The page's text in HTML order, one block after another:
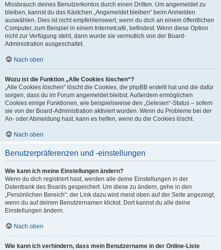
Missbrauch deines Benutzerkontos durch einen Dritten. Um angemeldet zu
bleiben, kannst du das Kästchen „Angemeldet bleiben“ beim Anmelden
auswählen. Dies ist nicht empfehlenswert, wenn du dich an einem öffentlichen
Computer, zum Beispiel in einem Internetcafé, befindest. Wenn diese Option
nicht zur Verfügung steht, dann wurde sie vermutlich von der Board-
Administration ausgeschaltet.
Nach oben
Wozu ist die Funktion „Alle Cookies löschen“?
„Alle Cookies löschen“ löscht die Cookies, die phpBB erstellt hat und die dafür
sorgen, dass du im Forum angemeldet bleibst. Außerdem ermöglichen
Cookies einige Funktionen, wie beispielsweise den „Gelesen“-Status – sofern
sie von der Board-Administration aktiviert wurden. Wenn du Probleme bei der
An- oder Abmeldung hast, kann es helfen, wenn du die Cookies löscht.
Nach oben
Benutzerpräferenzen und -einstellungen
Wie kann ich meine Einstellungen ändern?
Wenn du dich registriert hast, werden alle deine Einstellungen in der
Datenbank des Boards gespeichert. Um diese zu ändern, gehe in den
„Persönlichen Bereich“; der Link dazu wird meist oben auf der Seite angezeigt,
wenn du auf deinen Benutzernamen klickst. Dort kannst du alle deine
Einstellungen ändern.
Nach oben
Wie kann ich verhindern, dass mein Benutzername in der Online-Liste